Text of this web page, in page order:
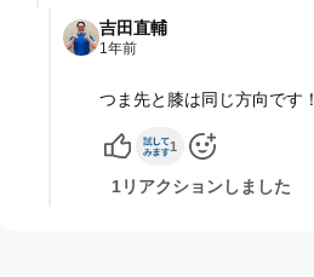
吉田直輔
1年前
つま先と膝は同じ方向です！
1
1リアクションしました